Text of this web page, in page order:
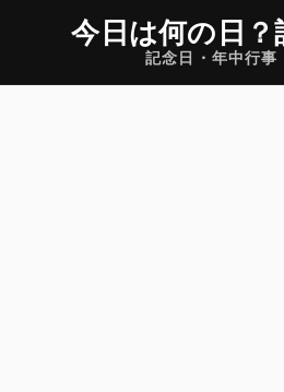
今日は何の日 ？
記念日・年中行事